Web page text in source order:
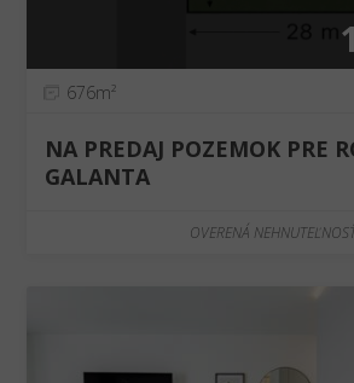
676m²
NA PREDAJ POZEMOK PRE
GALANTA
OVERENÁ